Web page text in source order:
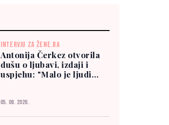
INTERVJU ZA ŽENE.BA
Antonija Čerkez otvorila
dušu o ljubavi, izdaji i
uspjehu: "Malo je ljudi
05. 08. 2026.